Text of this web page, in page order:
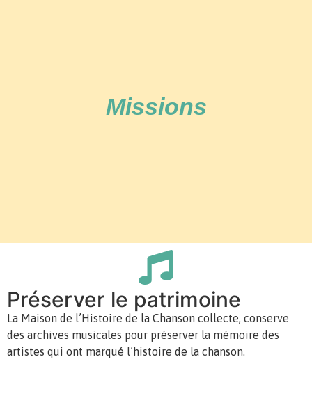
Missions
Préserver le patrimoine
La Maison de l’Histoire de la Chanson collecte, conserve
des archives musicales pour préserver la mémoire des
artistes qui ont marqué l’histoire de la chanson.